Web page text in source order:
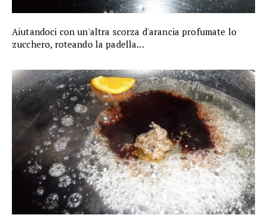
Aiutandoci con un'altra scorza d'arancia profumate lo
zucchero, roteando la padella...